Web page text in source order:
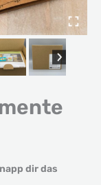
dir das